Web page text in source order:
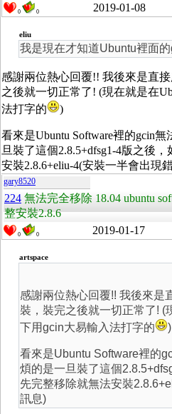
0 0 2019-01-08
eliu
我是現在才知道Ubuntu裡面的
感謝兩位熱心回覆!! 我後來是直
之後就一切正常了! (現在就是在
法打字的
)
看來是Ubuntu Software裡的gcin
旦裝了這個2.8.5+dfsg1-4版之後，
安裝2.8.6+eliu-4(安裝一半會出現
gary8520
224 無法完全移除 18.04 ubuntu
整安裝2.8.6
0 0 2019-01-17
artspace
感謝兩位熱心回覆!! 我後來是
裝，裝完之後就一切正常了! (
下用gcin大易輸入法打字的
)
看來是Ubuntu Software裡的
煩的是一旦裝了這個
先完整移除就無法安裝
訊息)